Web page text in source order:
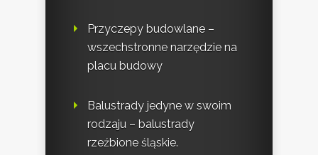
Przyczepy budowlane –
wszechstronne narzędzie na
placu budowy
Balustrady jedyne w swoim
rodzaju – balustrady
rzeźbione śląskie.